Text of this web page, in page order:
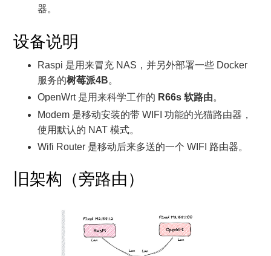
器。
设备说明
Raspi 是用来冒充 NAS，并另外部署一些 Docker
服务的树莓派4B。
OpenWrt 是用来科学工作的 R66s 软路由。
Modem 是移动安装的带 WIFI 功能的光猫路由器，
使用默认的 NAT 模式。
Wifi Router 是移动后来多送的一个 WIFI 路由器。
旧架构（旁路由）